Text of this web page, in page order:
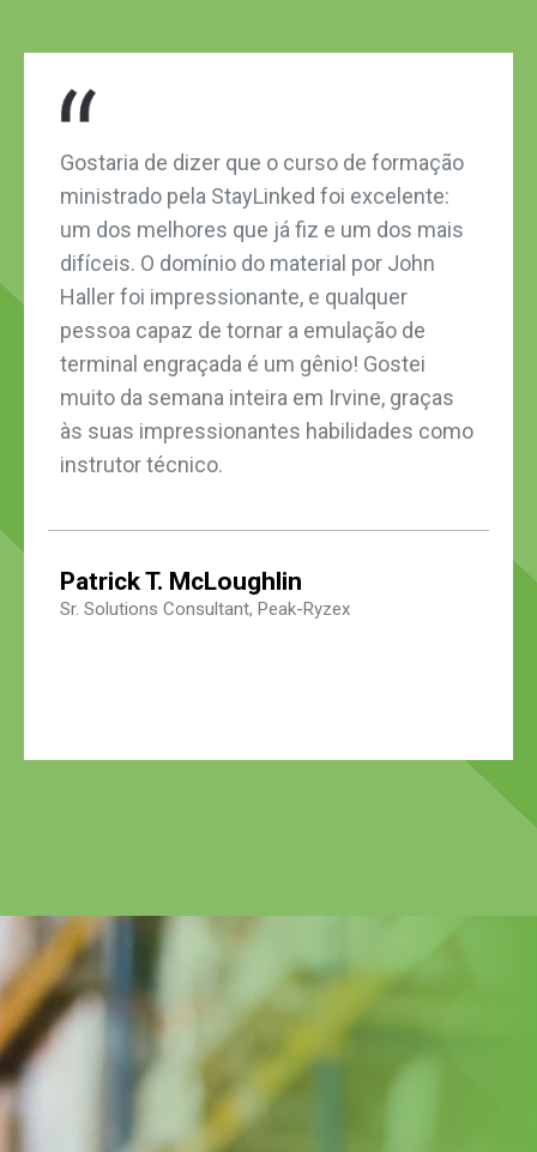
Gostaria de dizer que o curso de formação
ministrado pela StayLinked foi excelente:
um dos melhores que já fiz e um dos mais
difíceis. O domínio do material por John
Haller foi impressionante, e qualquer
pessoa capaz de tornar a emulação de
terminal engraçada é um gênio! Gostei
muito da semana inteira em Irvine, graças
às suas impressionantes habilidades como
instrutor técnico.
Patrick T. McLoughlin
Sr. Solutions Consultant, Peak-Ryzex